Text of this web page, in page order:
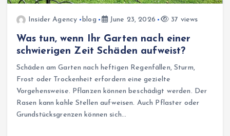
Insider Agency blog June 23, 2026 37 views
Was tun, wenn Ihr Garten nach einer
schwierigen Zeit Schäden aufweist?
Schäden am Garten nach heftigen Regenfällen, Sturm,
Frost oder Trockenheit erfordern eine gezielte
Vorgehensweise. Pflanzen können beschädigt werden. Der
Rasen kann kahle Stellen aufweisen. Auch Pflaster oder
Grundstücksgrenzen können sich…